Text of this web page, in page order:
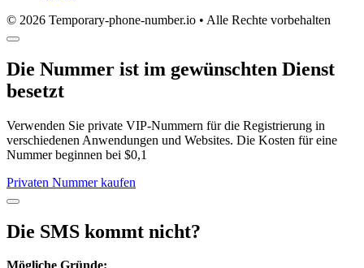
© 2026 Temporary-phone-number.io • Alle Rechte vorbehalten
Die Nummer ist im gewünschten Dienst
besetzt
Verwenden Sie private VIP-Nummern für die Registrierung in
verschiedenen Anwendungen und Websites. Die Kosten für eine
Nummer beginnen bei $0,1
Privaten Nummer kaufen
Die SMS kommt nicht?